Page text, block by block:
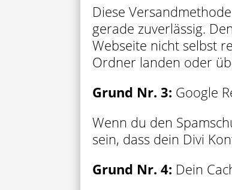
Diese
gerade zuverlässig.
Webseite nicht selbst
Ordner landen oder
Grund Nr. 3: Google
Wenn du den
sein, dass dein Divi
Grund Nr. 4: Dein